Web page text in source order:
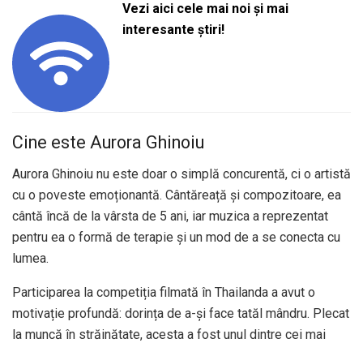
Vezi aici cele mai noi și mai
interesante știri!
Cine este Aurora Ghinoiu
Aurora Ghinoiu nu este doar o simplă concurentă, ci o artistă
cu o poveste emoționantă. Cântăreață și compozitoare, ea
cântă încă de la vârsta de 5 ani, iar muzica a reprezentat
pentru ea o formă de terapie și un mod de a se conecta cu
lumea.
Participarea la competiția filmată în Thailanda a avut o
motivație profundă: dorința de a-și face tatăl mândru. Plecat
la muncă în străinătate, acesta a fost unul dintre cei mai